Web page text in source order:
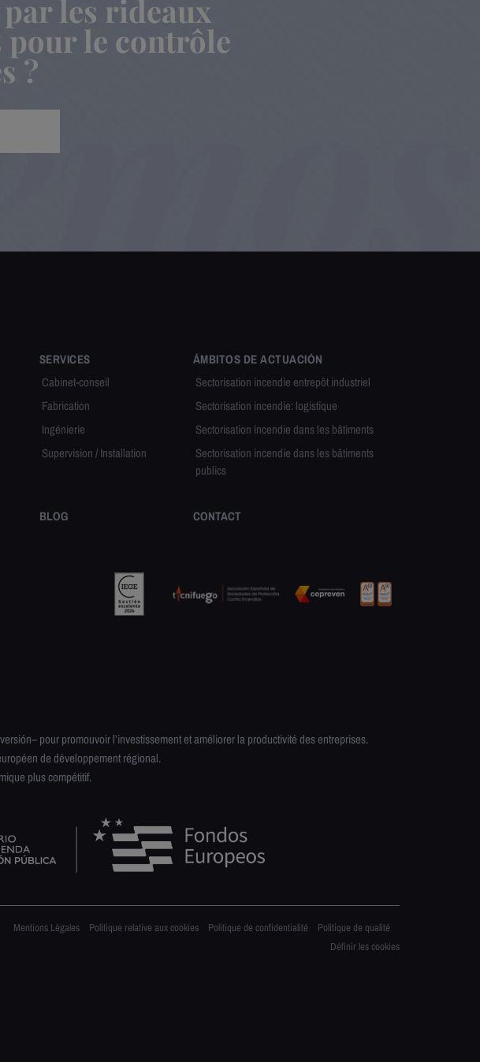
les rideaux
pour le contrôle
?
SERVICES
Cabinet-conseil
Fabrication
Ingénierie
Supervision / Installation
ÁMBITOS DE ACTUACIÓN
Sectorisation incendie entrepôt industriel
Sectorisation incendie: logistique
Sectorisation incendie dans les bâtiments
Sectorisation incendie dans les bâtiments
publics
BLOG CONTACT
pour promouvoir l’investissement et améliorer la productivité des entreprises.
de développement régional.
plus compétitif.
Mentions Légales Politique relative aux cookies Politique de confidentialité
Politique de qualité
Définir les cookies